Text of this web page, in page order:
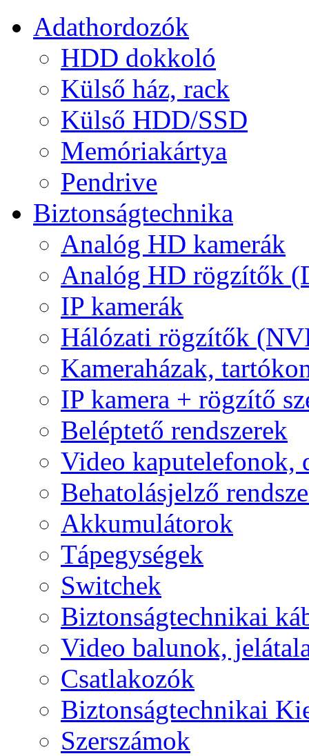
Adathordozók
HDD dokkoló
Külső ház, rack
Külső HDD/SSD
Memóriakártya
Pendrive
Biztonságtechnika
Analóg HD kamerák
Analóg HD rögzítők
IP kamerák
Hálózati rögzítők
Kameraházak,
IP kamera + rögzítő
Beléptető rendszerek
Video kaputelefonok,
Behatolásjelző
Akkumulátorok
Tápegységek
Switchek
Biztonságtechnikai
Video balunok,
Csatlakozók
Biztonságtechnikai
Szerszámok